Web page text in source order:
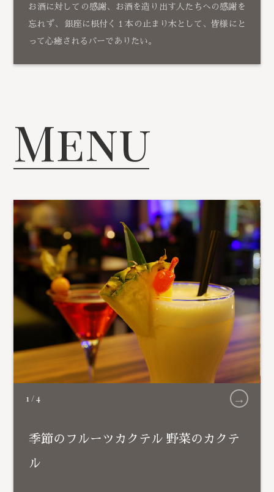
お酒に対しての感謝、お酒を造り出す人たちへの感謝を
忘れず、 銀座に根付く１本の止まり木として、皆様にと
って心癒されるバーでありたい。
Menu
1 /4 →
季節のフルーツカクテル 野菜のカクテ
ル